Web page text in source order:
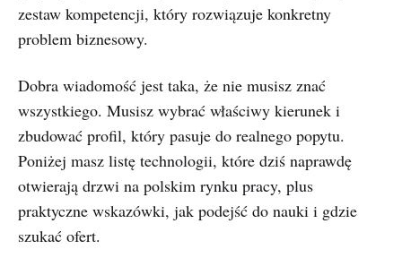
zestaw kompetencji, który rozwiązuje konkretny
problem biznesowy.
Dobra wiadomość jest taka, że nie musisz znać
wszystkiego. Musisz wybrać właściwy kierunek i
zbudować profil, który pasuje do realnego popytu.
Poniżej masz listę technologii, które dziś naprawdę
otwierają drzwi na polskim rynku pracy, plus
praktyczne wskazówki, jak podejść do nauki i gdzie
szukać ofert.